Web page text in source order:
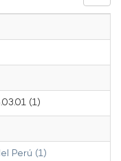
(1)
Perú (1)